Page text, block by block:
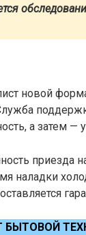
новой
а затем —
приезда
наладки
БЫТОВОЙ